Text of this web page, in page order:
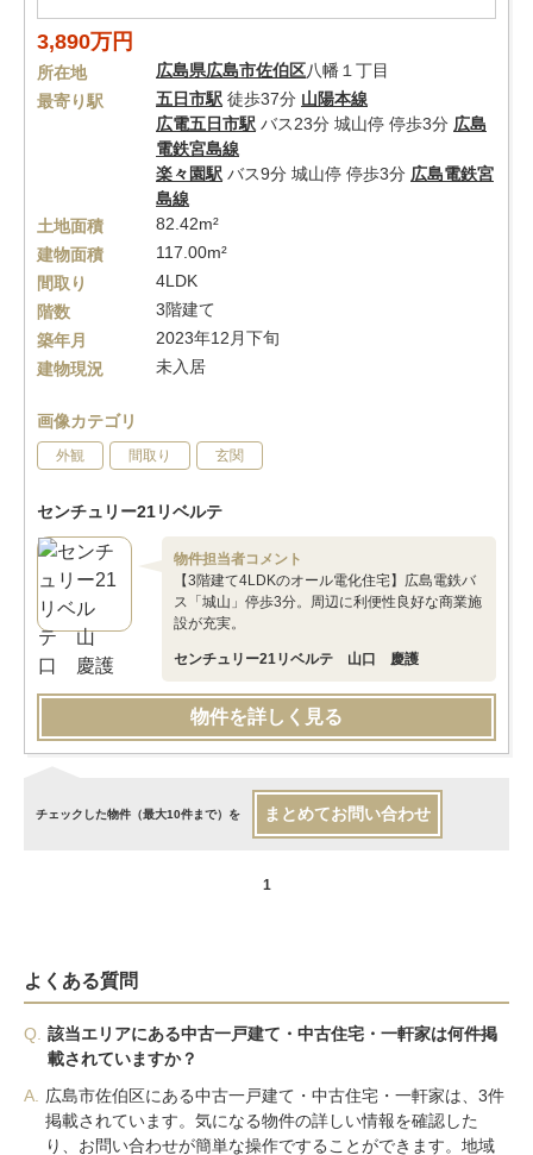
3,890万円
所在地 広島県広島市佐伯区八幡１丁目
最寄り駅
五日市駅 徒歩37分 山陽本線
広電五日市駅 バス23分 城山停 停歩3分 広島
電鉄宮島線
楽々園駅 バス9分 城山停 停歩3分 広島電鉄宮
島線
土地面積
82.42m²
建物面積
117.00m²
間取り
4LDK
階数
3階建て
築年月
2023年12月下旬
建物現況
未入居
画像カテゴリ
外観 間取り 玄関
センチュリー21リベルテ
物件担当者コメント
【3階建て4LDKのオール電化住宅】広島電鉄バ
ス「城山」停歩3分。周辺に利便性良好な商業施
設が充実。
センチュリー21リベルテ 山口 慶護
物件を詳しく見る
チェックした物件（最大10件まで）を まとめてお問い合わせ
1
よくある質問
Q.
該当エリアにある中古一戸建て・中古住宅・一軒家は何件掲
載されていますか？
A.
広島市佐伯区にある中古一戸建て・中古住宅・一軒家は、3件
掲載されています。気になる物件の詳しい情報を確認した
り、お問い合わせが簡単な操作ですることができます。地域